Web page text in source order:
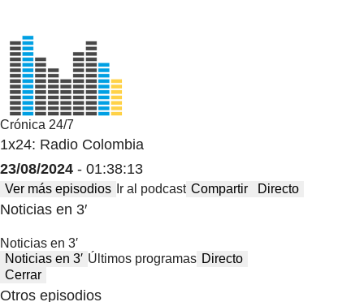
Crónica 24/7
1x24: Radio Colombia
23/08/2024 - 01:38:13
Ver más episodios Ir al podcast Compartir Directo
Noticias en 3′
Noticias en 3′
Noticias en 3′ Últimos programas Directo
Cerrar
Otros episodios